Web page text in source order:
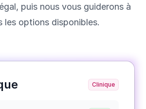
puis nous vous guiderons à
les options disponibles.
Clinique